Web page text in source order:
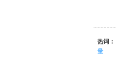
热词：
量